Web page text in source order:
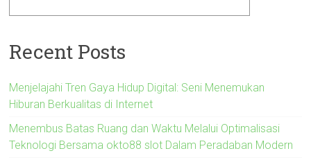
Recent Posts
Menjelajahi Tren Gaya Hidup Digital: Seni Menemukan
Hiburan Berkualitas di Internet
Menembus Batas Ruang dan Waktu Melalui Optimalisasi
Teknologi Bersama okto88 slot Dalam Peradaban Modern